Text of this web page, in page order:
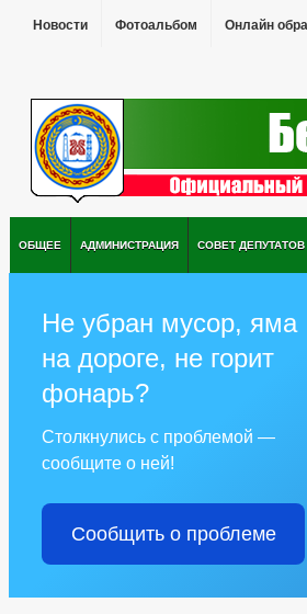
Новости Фотоальбом Онлайн
ОБЩЕЕ АДМИНИСТРАЦИЯ СОВЕТ ДЕПУТАТОВ
Не убран мусор, яма
на дороге, не горит
фонарь?
Столкнулись с проблемой —
сообщите о ней!
Сообщить о проблеме